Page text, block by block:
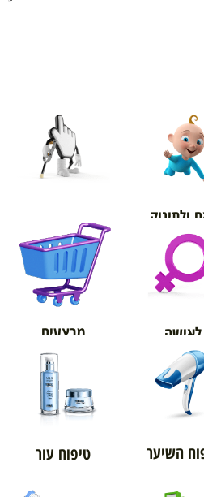
ולתינוק
אורטופדיה
לאישה מבצעים
השיער טיפוח עור